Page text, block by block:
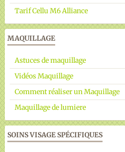
Tarif Cellu M6 Alliance
MAQUILLAGE
Astuces de maquillage
Vidéos Maquillage
Comment réaliser un Maquillage
Maquillage de lumiere
SOINS VISAGE SPÉCIFIQUES